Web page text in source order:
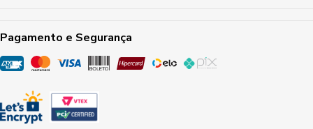
Pagamento e Segurança